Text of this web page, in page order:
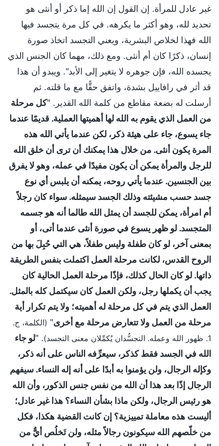
غير عادل للمرأة. إن القول إن الله إما ذكر أو أنثى هو
تحديد لله، وهو أكثر ما يكرهه. في كل مرة يتجسد فيها
الله فهذا لخلاص البشرية، ويعني التجسد اتخاذ صورة
إنسان، ذكرًا كان أم أنثى. ومع ذلك، مهما كان الجنس الذي
يجسده الله، فإن جوهره لا يتغير إلى الأبد". ويبدو أن هذا
قد أثر في رافاييل بشدة، واتفق حقًّا مع ما قلته. ثم
أرسلت له بضعة مقاطع من كلمة الله القدير. "كل مرحلة
من العمل الذي يقوم به الله لها أهميتها العملية. قديمًا عندما
جاء يسوع، جاء على هيئة ذكر، لكن عندما يأتي الله هذه
المرة يكون أنثى. من خلال هذا يمكنك أن ترى أن خلق الله
للرجل والمرأة يمكن أن يكون مفيدًا في عمله، وهو لا يفرق
بين الجنسين. عندما يأتي روحه، يمكنه أن يلبس أي نوع
جسد حسب مشيئته وذلك الجسد سيمثله. سواء كان رجلاً
أم امرأة، يمكن للجسد أن يمثل الله طالما أنه هو جسمه
المتجسد. لو ظهر يسوع في صورة أنثى عندما أتى، أو
بمعنى آخر، لو كان طفلة وليس طفلاً، هي التي حُبِلَ بها من
الروح القدس، لكانت مرحلة العمل اكتملت بنفس الطريقة
ذاتها. لو كان الحال كذلك، فإذًا مرحلة العمل الحالية كان
يجب أن يكملها رجل، ولكن العمل كان سيكتمل كله بالمثل.
العمل الذي يتم في كل مرحلة له أهميته؛ ولا يتم تكرار أية
مرحلة من العمل ولا تتعارض مرحلة مع أخرى" (الكلمة، ج.
1. ظهور الله وعمله. التجسُّدان يُكمِّلان معنى التجسد)
. "لو جاء
الله في الجسد فقط كذكر، سيعرِّفه الناس على أنه ذكر،
وكإله الرجال، ولن يؤمنوا به أبدًا على أنه إله النساء. سيفهم
الرجال إذًا بعد هذا أن الله من نفس جنس الذكور، وأن الله
هو رئيس الرجال، ولكن ماذا بشأن النساء؟ هذا غير عادل؛
أليست هذه معاملة تمييزية؟ إن كانت القضية هكذا، فكل
من خلّصهم الله سيكونون رجالاً مثله، ولن تَخلُص أيٌّ من